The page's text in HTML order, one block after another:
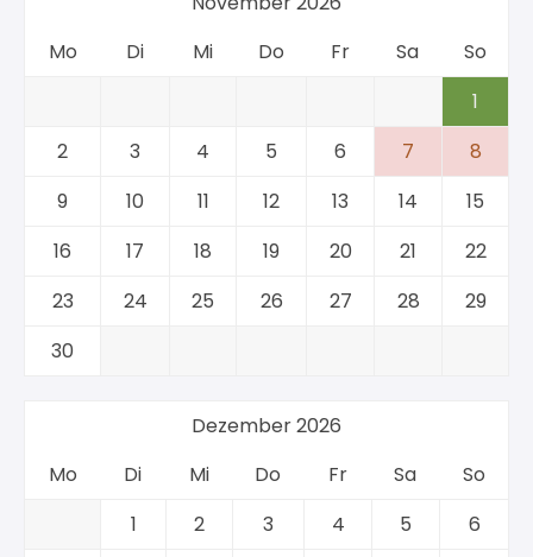
Mo
Di Mi Do Fr Sa
So
1
2
3 4 5 6 7
8
9
10 11 12 13 14
15
16
17 18 19 20 21
22
23
24 25 26 27 28
29
30
Dezember 2026
Mo
Di Mi Do Fr Sa
So
1
2 3 4 5
6